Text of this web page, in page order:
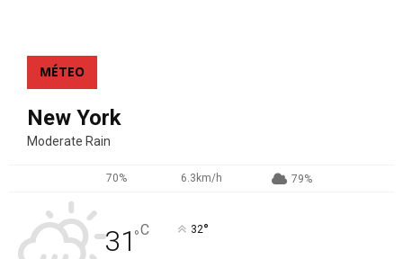
MÉTEO
New York
Moderate Rain
70% 6.3km/h 79%
31°C 32°